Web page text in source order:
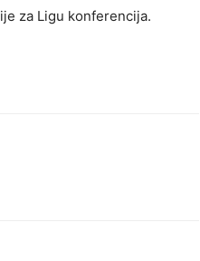
za Ligu konferencija.